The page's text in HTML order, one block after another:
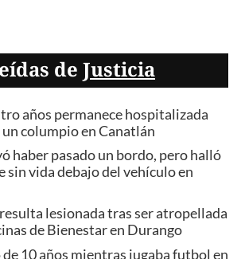
de Justicia
años permanece hospitalizada
un columpio en Canatlán
haber pasado un bordo, pero halló
sin vida debajo del vehículo en
lesionada tras ser atropellada
de Bienestar en Durango
10 años mientras jugaba futbol en